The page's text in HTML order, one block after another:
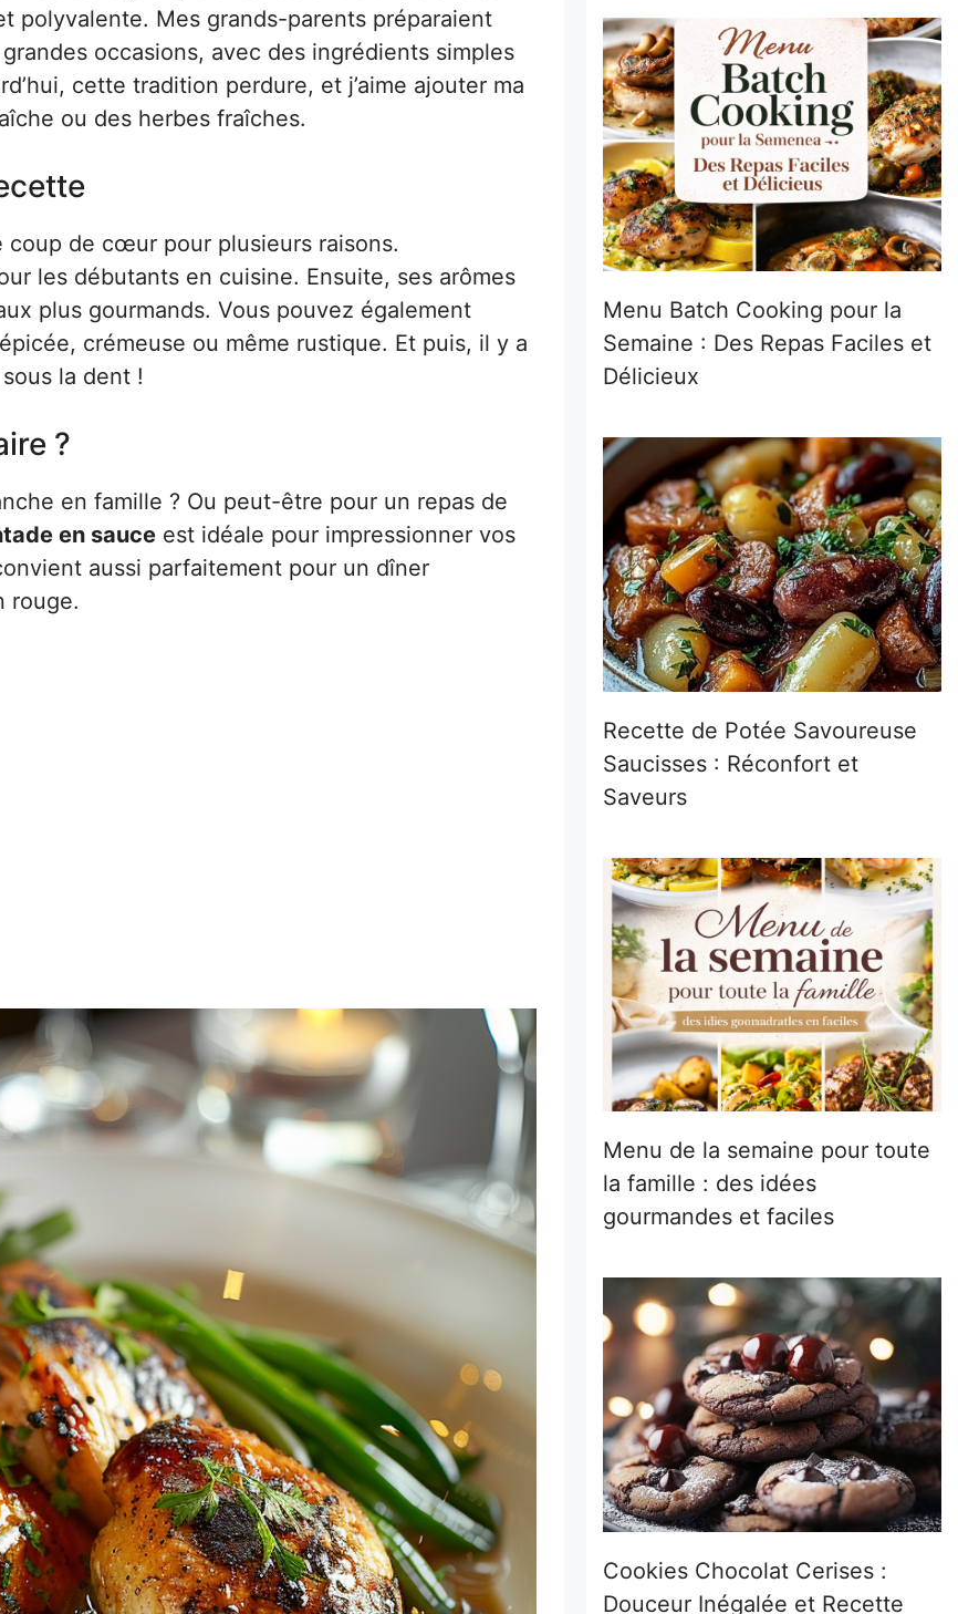
polyvalente. Mes grands-parents préparaient
occasions, avec des ingrédients simples
cette tradition perdure, et j’aime ajouter ma
ou des herbes fraîches.
coup de cœur pour plusieurs raisons.
les débutants en cuisine. Ensuite, ses arômes
plus gourmands. Vous pouvez également
crémeuse ou même rustique. Et puis, il y a
la dent !
?
en famille ? Ou peut-être pour un repas de
en sauce est idéale pour impressionner vos
aussi parfaitement pour un dîner
rouge.
Menu Batch Cooking pour la
Semaine : Des Repas Faciles et
Délicieux
Recette de Potée Savoureuse
Saucisses : Réconfort et
Saveurs
Menu de la semaine pour toute
la famille : des idées
gourmandes et faciles
Cookies Chocolat Cerises :
Douceur Inégalée et Recette